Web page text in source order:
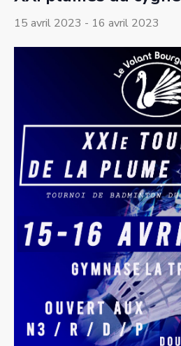
15 avril 2023 - 16 avril 2023